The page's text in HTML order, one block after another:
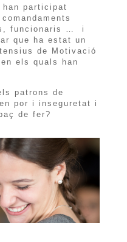
participat
funcionaris … i
que ha estat un
de Motivació
els quals han
patrons de
por i inseguretat i
de fer?